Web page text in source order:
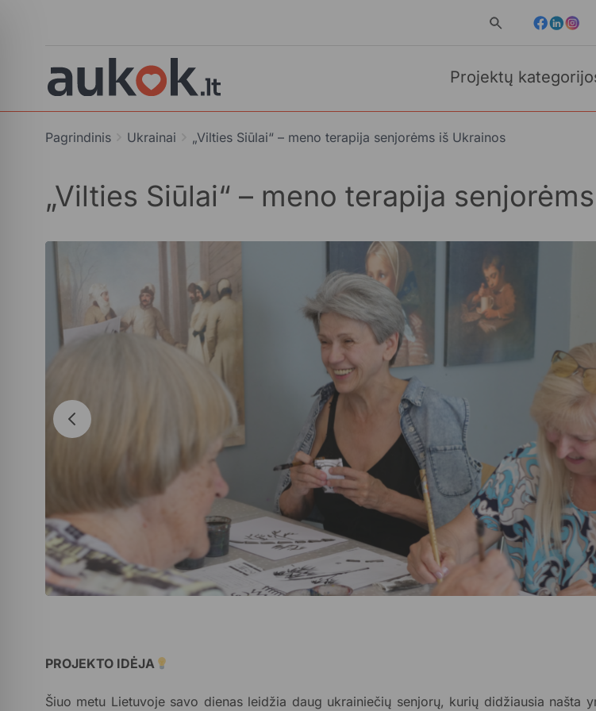
Projektų
Pagrindinis Ukrainai „Vilties Siūlai“ – meno terapija senjorėms iš Ukrainos
„Vilties Siūlai“ – meno terapija
PROJEKTO IDĖJA
Šiuo metu Lietuvoje savo dienas leidžia daug ukrainiečių senjorų, kurių didžiausia našta